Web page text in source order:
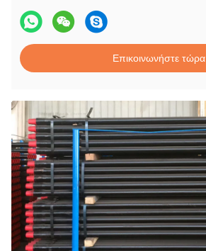
Επικοινωνήστε τώρα